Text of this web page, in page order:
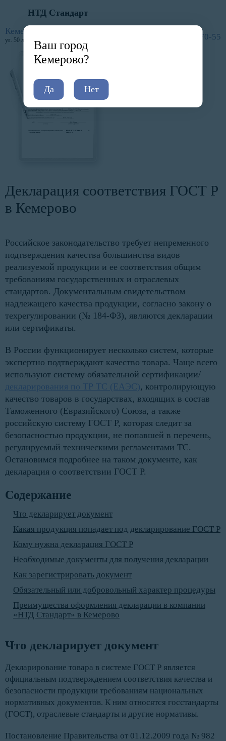
НТД Стандарт
Кемерово
ул. 50 лет Октября, 11 8 (800) 600-70-55
Главная Услуги
Сертификация и декларирование
Декларация соответствия ГОСТ Р
Декларация соответствия ГОСТ Р
в Кемерово
Российское законодательство требует непременного
подтверждения качества большинства видов
реализуемой продукции и ее соответствия общим
требованиям государственных и отраслевых
стандартов. Документальным свидетельством
надлежащего качества продукции, согласно закону о
техрегулировании (№ 184-ФЗ), являются декларации
или сертификаты.
В России функционирует несколько систем, которые
экспертно подтверждают качество товара. Чаще всего
используют систему обязательной сертификации/
декларирования по ТР ТС (ЕАЭС), контролирующую
качество товаров в государствах, входящих в состав
Таможенного (Евразийского) Союза, а также
российскую систему ГОСТ Р, которая следит за
безопасностью продукции, не попавшей в перечень,
регулируемый техническими регламентами ТС.
Остановимся подробнее на таком документе, как
декларация о соответствии ГОСТ Р.
Содержание
Что декларирует документ
Какая продукция попадает под декларирование ГОСТ Р
Кому нужна декларация ГОСТ Р
Необходимые документы для получения декларации
Как зарегистрировать документ
Обязательный или добровольный характер процедуры
Преимущества оформления декларации в компании
«НТД Стандарт» в Кемерово
Что декларирует документ
Декларирование товара в системе ГОСТ Р является
официальным подтверждением соответствия качества и
безопасности продукции требованиям национальных
нормативных документов. К ним относятся госстандарты
(ГОСТ), отраслевые стандарты и другие нормативы.
Постановление Правительства от 01.12.2009 года № 982
Ваш город
Кемерово?
Да Нет